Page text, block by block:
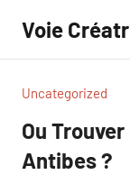
contenu
Voie
Uncategorized
Ou
Antibes ?